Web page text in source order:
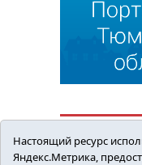
Настоящий ресурс
Яндекс.Метрика,